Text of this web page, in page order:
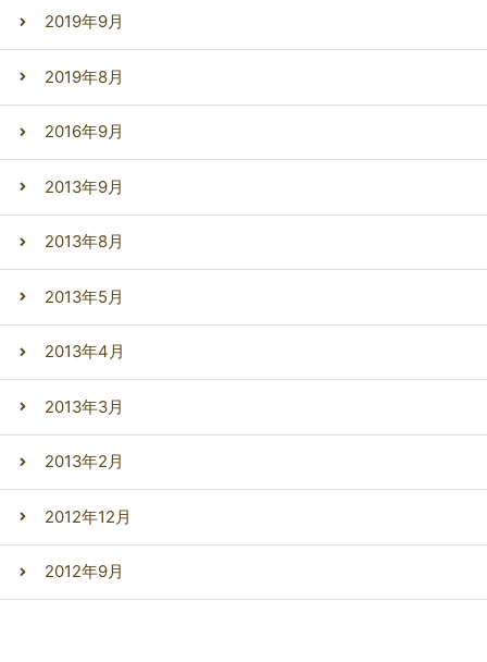
2019年9月
2019年8月
2016年9月
2013年9月
2013年8月
2013年5月
2013年4月
2013年3月
2013年2月
2012年12月
2012年9月